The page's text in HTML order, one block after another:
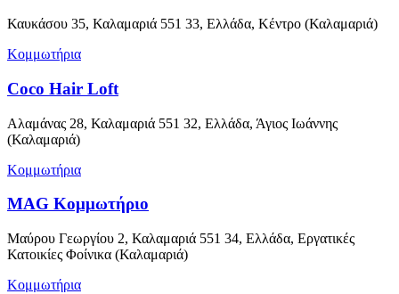
Καυκάσου 35, Καλαμαριά 551 33, Ελλάδα, Κέντρο (Καλαμαριά)
Κομμωτήρια
Coco Hair Loft
Αλαμάνας 28, Καλαμαριά 551 32, Ελλάδα, Άγιος Ιωάννης
(Καλαμαριά)
Κομμωτήρια
MAG Κομμωτήριο
Μαύρου Γεωργίου 2, Καλαμαριά 551 34, Ελλάδα, Εργατικές
Κατοικίες Φοίνικα (Καλαμαριά)
Κομμωτήρια